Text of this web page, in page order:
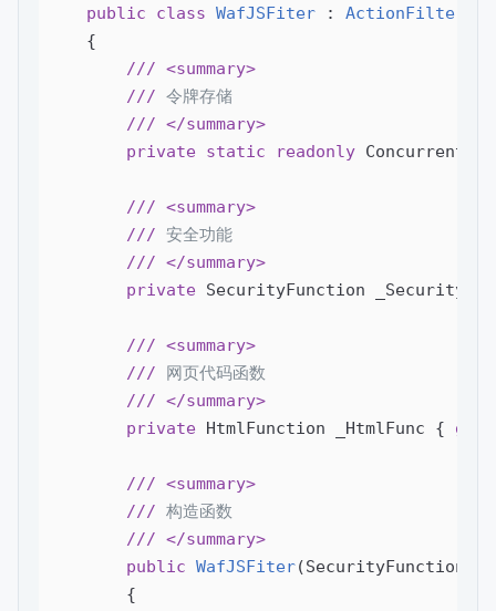
public class WafJSFiter :
    {
/// <summary>
/// 令牌存储
/// </summary>
private static readonly
/// <summary>
/// 安全功能
/// </summary>
private SecurityFunction
/// <summary>
/// 网页代码函数
/// </summary>
private HtmlFunction _HtmlFunc { get
/// <summary>
/// 构造函数
/// </summary>
public WafJSFiter(SecurityFunction
{